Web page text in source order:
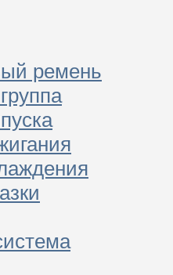
ремень